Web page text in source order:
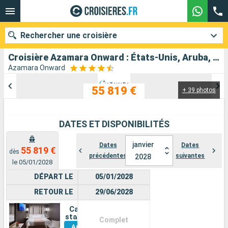
Croisière Azamara Onward : États-Unis, Aruba, Colombie, Panama, Équateur, Pérou, Chili, Royaume-Uni, Nouvelle-Zélande, Australie, Indonésie, Malaisie, Philippines, Chine, Vietnam, Thaïlande, Singapour, Sri Lanka, Inde, Maldives au départ de Miami
Azamara Onward
+ 39 photos
55 819 €
DATES ET DISPONIBILITÉS
dès 55 819 €
le 05/01/2028
Dates
précédentes
janvier
2028
Dates
suivantes
DÉPART LE
RETOUR LE
Cabine
standard
Voir
05/01/2028
29/06/2028
Complet
Rechercher une croisière
Ports Compagnies
Rechercher